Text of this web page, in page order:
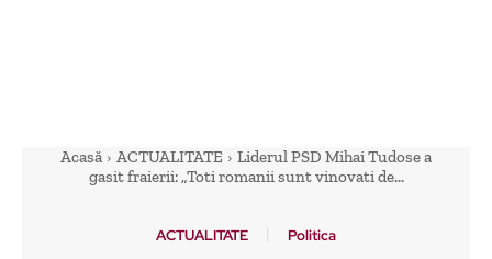
Acasă ACTUALITATE
Liderul PSD Mihai Tudose a
gasit fraierii: „Toti romanii sunt vinovati de...
ACTUALITATE Politica